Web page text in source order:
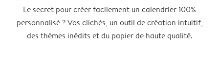
Le secret pour créer facilement un calendrier 100%
personnalisé ? Vos clichés, un outil de création intuitif,
des thèmes inédits et du papier de haute qualité.